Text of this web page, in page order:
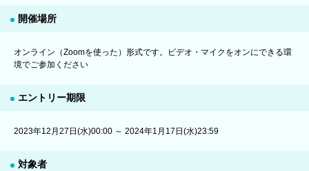
開催場所
オンライン（Zoomを使った）形式です。ビデオ・マイクをオンにできる環
境でご参加ください
エントリー期限
2023年12月27日(水)00:00 ～ 2024年1月17日(水)23:59
対象者